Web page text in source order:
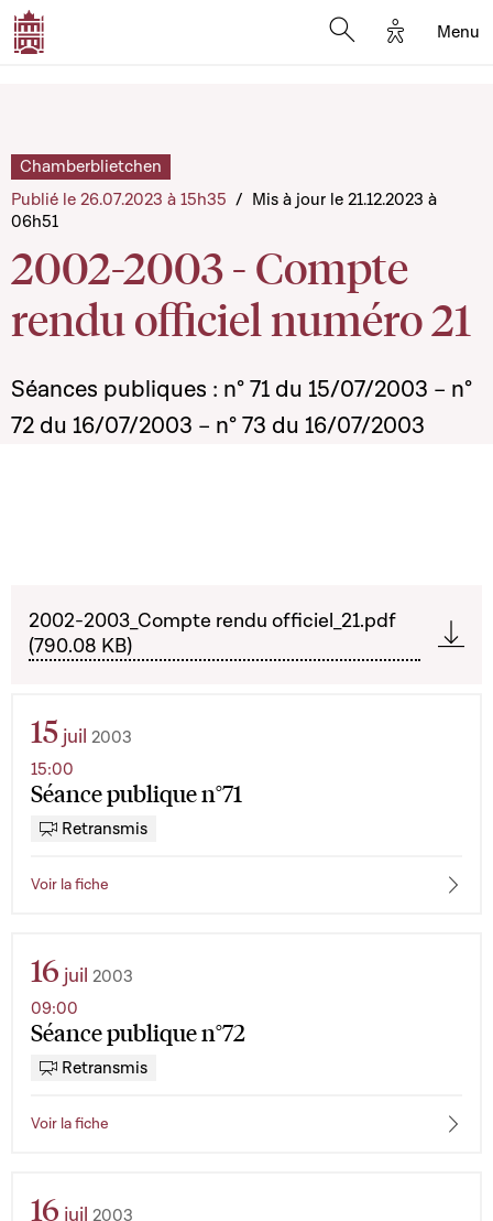
Options
Menu
2002-2003 - Compte
rendu officiel numéro 21
Chamberblietchen
Publié le 26.07.2023 à 15h35 / Mis à jour le 21.12.2023 à
06h51
Séances publiques : n° 71 du 15/07/2003 – n°
72 du 16/07/2003 – n° 73 du 16/07/2003
2002-2003_Compte rendu officiel_21.pdf
(790.08 KB)
15 juil 2003
Séance publique n°71
15:00
Retransmis
Voir la fiche
16 juil 2003
Séance publique n°72
09:00
Retransmis
Voir la fiche
16 juil 2003